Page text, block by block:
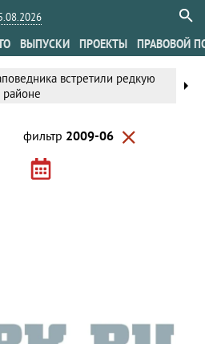
ВЫПУСКИ ПРОЕКТЫ ПРАВОВОЙ
встретили редкую
районе
arrow_right
фильтр 2009-06 close